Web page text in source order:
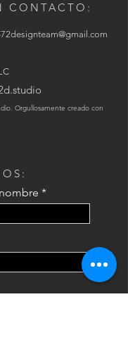
CONTACTO:
Orgullosamente creado con